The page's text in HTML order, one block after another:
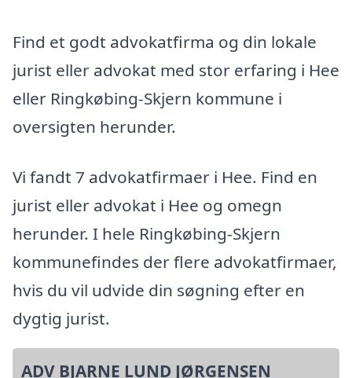
Find et godt advokatfirma og din lokale
jurist eller advokat med stor erfaring i Hee
eller Ringkøbing-Skjern kommune i
oversigten herunder.
Vi fandt 7 advokatfirmaer i Hee. Find en
jurist eller advokat i Hee og omegn
herunder. I hele Ringkøbing-Skjern
kommunefindes der flere advokatfirmaer,
hvis du vil udvide din søgning efter en
dygtig jurist.
ADV BJARNE LUND JØRGENSEN